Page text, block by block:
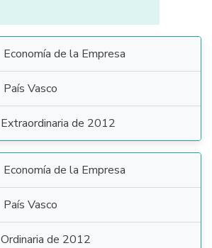
Economía de la Empresa
País Vasco
Extraordinaria de 2012
Economía de la Empresa
País Vasco
Ordinaria de 2012